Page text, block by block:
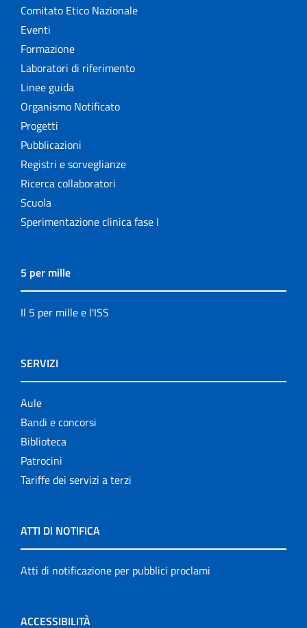
Comitato Etico Nazionale
Eventi
Formazione
Laboratori di riferimento
Linee guida
Organismo Notificato
Progetti
Pubblicazioni
Registri e sorveglianze
Ricerca collaboratori
Scuola
Sperimentazione clinica fase I
5 per mille
Il 5 per mille e l'ISS
SERVIZI
Aule
Bandi e concorsi
Biblioteca
Patrocini
Tariffe dei servizi a terzi
ATTI DI NOTIFICA
Atti di notificazione per pubblici proclami
ACCESSIBILITÀ